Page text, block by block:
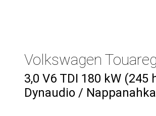
Volkswagen Touareg
3,0 V6 TDI 180 kW
Dynaudio /